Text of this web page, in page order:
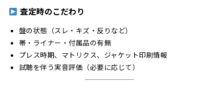
査定時のこだわり
盤の状態（スレ・キズ・反りなど）
帯・ライナー・付属品の有無
プレス時期、マトリクス、ジャケット印刷情報
試聴を伴う実音評価（必要に応じて）